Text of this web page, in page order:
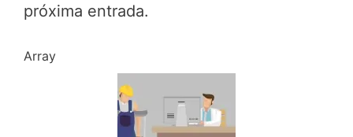
próxima entrada.
Array